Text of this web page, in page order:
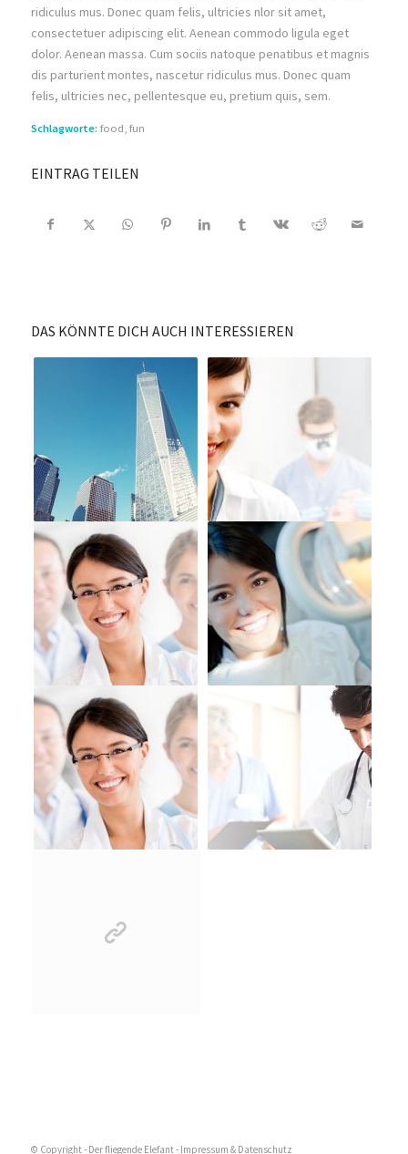
ridiculus mus. Donec quam felis, ultricies nlor sit amet,
consectetuer adipiscing elit. Aenean commodo ligula eget
dolor. Aenean massa. Cum sociis natoque penatibus et magnis
dis parturient montes, nascetur ridiculus mus. Donec quam
felis, ultricies nec, pellentesque eu, pretium quis, sem.
Schlagworte: food fun
EINTRAG TEILEN
DAS KÖNNTE DICH AUCH INTERESSIEREN
© Copyright - Der fliegende Elefant - Impressum & Datenschutz